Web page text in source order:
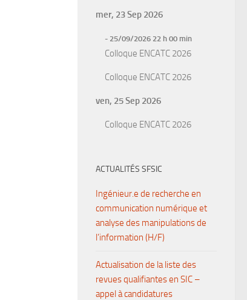
mer, 23 Sep 2026
- 25/09/2026 22 h 00 min
Colloque ENCATC 2026
Colloque ENCATC 2026
ven, 25 Sep 2026
Colloque ENCATC 2026
ACTUALITÉS SFSIC
Ingénieur.e de recherche en
communication numérique et
analyse des manipulations de
l’information (H/F)
Actualisation de la liste des
revues qualifiantes en SIC –
appel à candidatures